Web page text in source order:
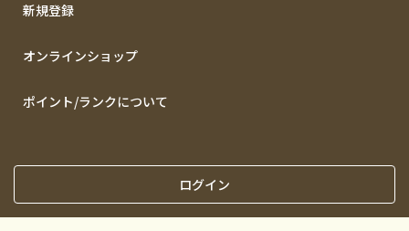
新規登録
オンラインショップ
ポイント/ランクについて
ログイン